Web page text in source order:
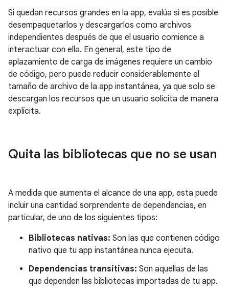
Si quedan recursos grandes en la app, evalúa si es posible
desempaquetarlos y descargarlos como archivos
independientes después de que el usuario comience a
interactuar con ella. En general, este tipo de
aplazamiento de carga de imágenes requiere un cambio
de código, pero puede reducir considerablemente el
tamaño de archivo de la app instantánea, ya que solo se
descargan los recursos que un usuario solicita de manera
explícita.
Quita las bibliotecas que no se usan
A medida que aumenta el alcance de una app, esta puede
incluir una cantidad sorprendente de dependencias, en
particular, de uno de los siguientes tipos:
Bibliotecas nativas: Son las que contienen código
nativo que tu app instantánea nunca ejecuta.
Dependencias transitivas: Son aquellas de las
que dependen las bibliotecas importadas de tu app.